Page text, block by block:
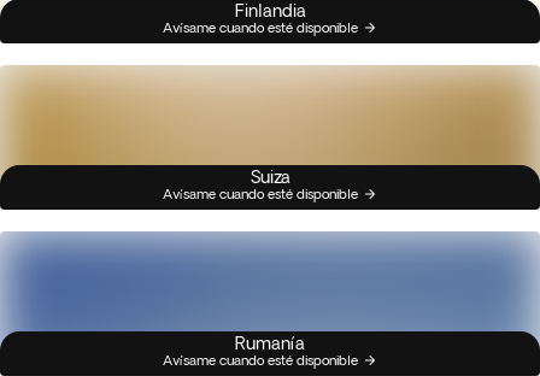
Finlandia
Avísame cuando esté disponible
Suiza
Avísame cuando esté disponible
Rumanía
Avísame cuando esté disponible